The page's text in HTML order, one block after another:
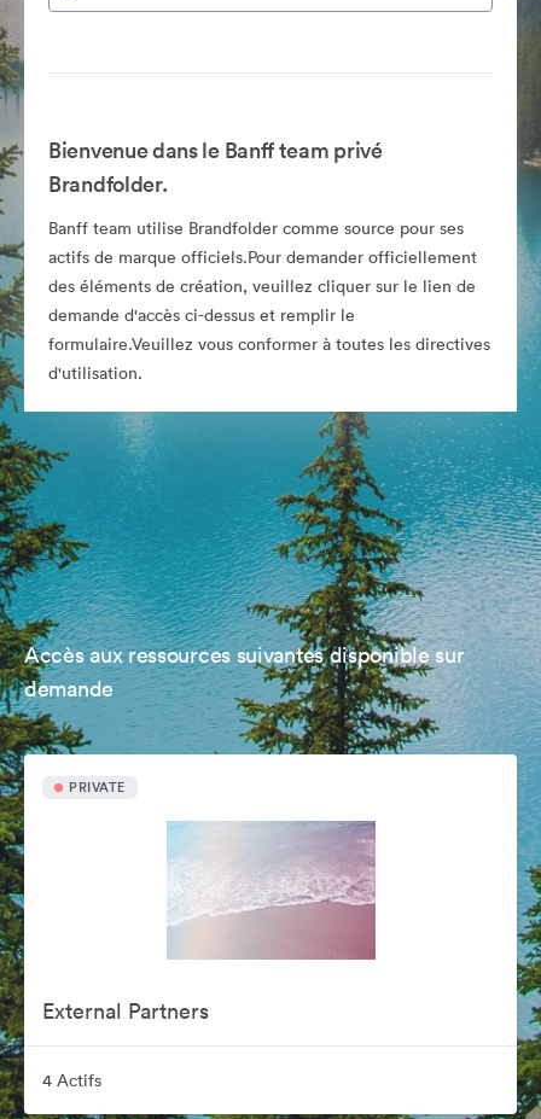
Bienvenue dans le Banff team privé
Brandfolder.
Banff team utilise Brandfolder comme source pour ses
actifs de marque officiels.Pour demander officiellement
des éléments de création, veuillez cliquer sur le lien de
demande d'accès ci-dessus et remplir le
formulaire.Veuillez vous conformer à toutes les directives
d'utilisation.
Accès aux ressources suivantes disponible sur
demande
PRIVATE
External Partners
4 Actifs